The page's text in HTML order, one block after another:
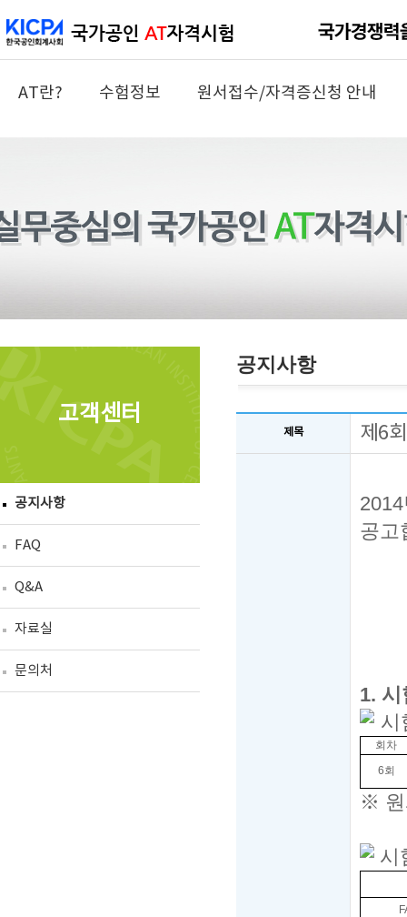
AT란? 수험정보 원서접수/자격증신청 안내
고객센터
공지사항
FAQ
Q&A
자료실
문의처
공지사항
제목 제6
2014
공고
1. 시
시
회차
6회
※
시